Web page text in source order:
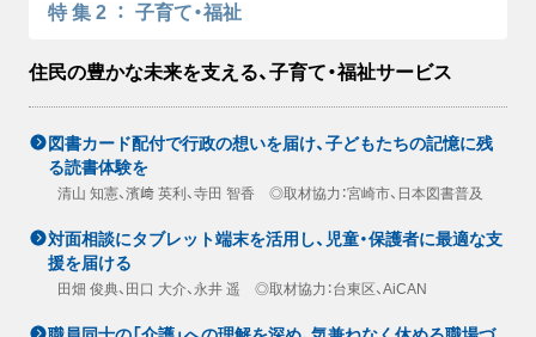
特集2 ： 子育て・福祉
住民の豊かな未来を支える、子育て・福祉サービス
図書カード配付で行政の想いを届け、子どもたちの記憶に残
る読書体験を
清山 知憲、濱﨑 英利、寺田 智香 ◎取材協力：宮崎市、日本図書普及
対面相談にタブレット端末を活用し、児童・保護者に最適な支
援を届ける
田畑 俊典、田口 大介、永井 遥 ◎取材協力：台東区、AiCAN